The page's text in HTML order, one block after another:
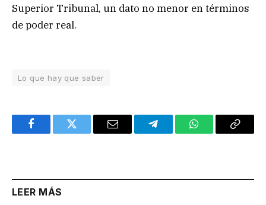
Superior Tribunal, un dato no menor en términos
de poder real.
Lo que hay que saber
FacebookTwitter Email TelegramWhatsAppCopy
LEER MÁS